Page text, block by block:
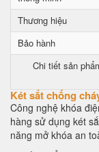
Thương hiệu
Bảo hành
Chi tiết sản
Két sắt chống
Công nghệ khóa
hàng sử dụng két
năng mở khóa an